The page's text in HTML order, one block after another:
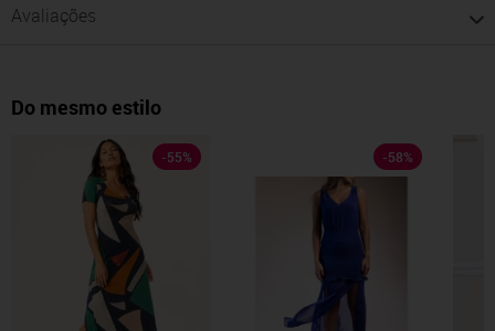
Avaliações
Do mesmo estilo
-55% -58%